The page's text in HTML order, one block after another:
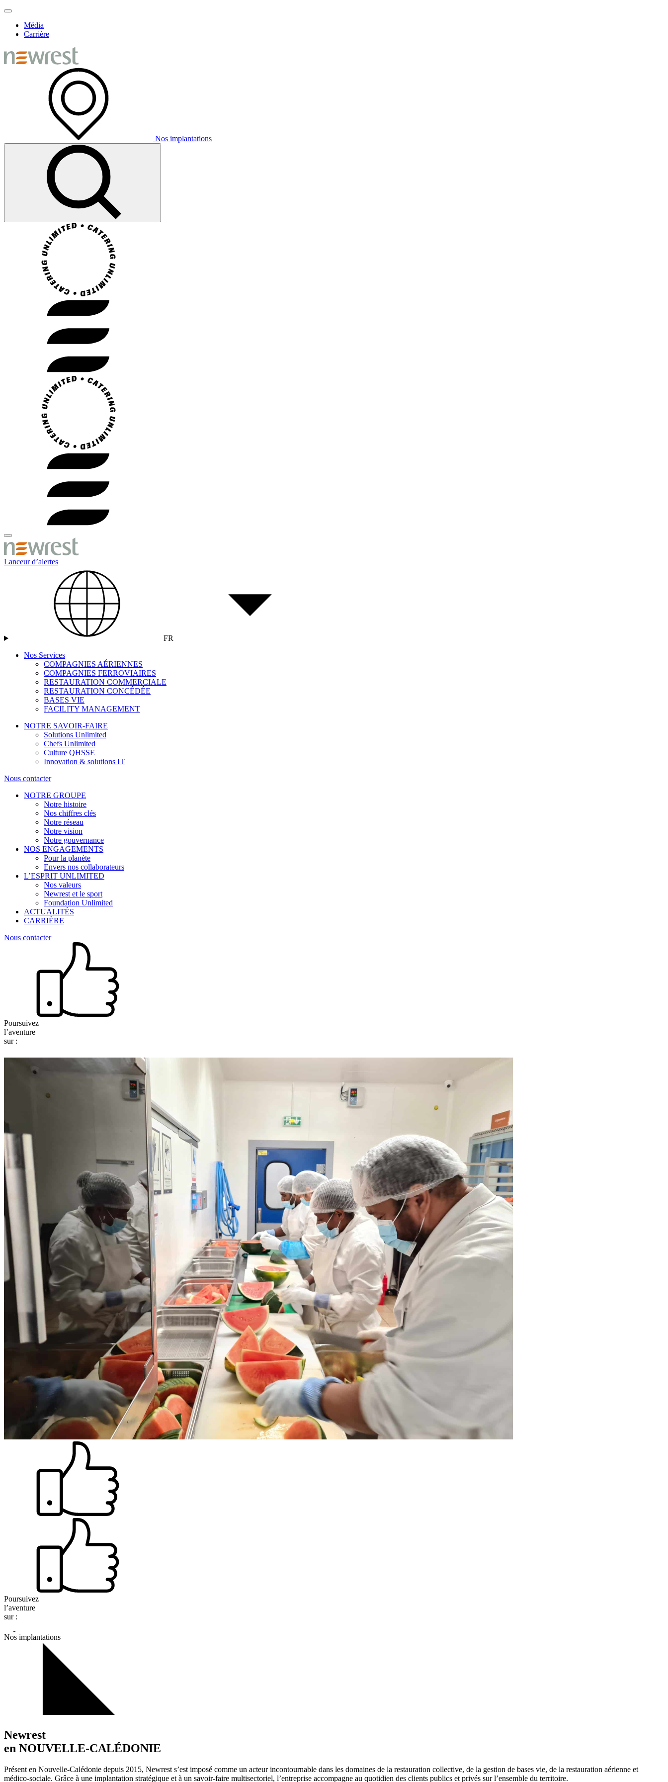
Média
Carrière
Nos implantations
Lanceur d’alertes
FR
Nos Services
COMPAGNIES AÉRIENNES
COMPAGNIES FERROVIAIRES
RESTAURATION COMMERCIALE
RESTAURATION CONCÉDÉE
BASES VIE
FACILITY MANAGEMENT
NOTRE SAVOIR-FAIRE
Solutions Unlimited
Chefs Unlimited
Culture QHSSE
Innovation & solutions IT
Nous contacter
NOTRE GROUPE
Notre histoire
Nos chiffres clés
Notre réseau
Notre vision
Notre gouvernance
NOS ENGAGEMENTS
Pour la planète
Envers nos collaborateurs
L’ESPRIT UNLIMITED
Nos valeurs
Newrest et le sport
Foundation Unlimited
ACTUALITÉS
CARRIÈRE
Nous contacter
Poursuivez
l’aventure
sur :
Poursuivez
l’aventure
sur :
Nos implantations
Newrest
en NOUVELLE-CALÉDONIE
Présent en Nouvelle-Calédonie depuis 2015, Newrest s’est imposé comme un acteur incontournable dans les domaines de la restauration collective, de la gestion de bases vie, de la restauration aérienne et
médico-sociale. Grâce à une implantation stratégique et à un savoir-faire multisectoriel, l’entreprise accompagne au quotidien des clients publics et privés sur l’ensemble du territoire.